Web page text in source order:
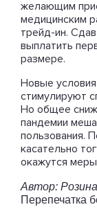
желающим
медицинским
трейд-ин.
выплатить
размере.
Новые
стимулируют
Но общее
пандемии
пользования.
касательно
окажутся меры
Автор:
Перепечатка